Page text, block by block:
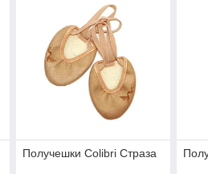
Получешки Colibri Страза